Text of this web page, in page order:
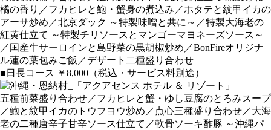
橘の香り／フカヒレと鮑・蟹身の煮込み／ホタテと紋甲イカの
アーサ炒め／北京ダック ～特製味噌と共に～／特製大海老の
紅黄仕立て ～特製チリソースとマンゴーマヨネーズソース～
／国産牛サーロインと島野菜の黒胡椒炒め／BonFireオリジナ
ル蓮の葉包みご飯／デザート二種盛り合わせ
■日長コース ￥8,000（税込・サービス料別途）
五種前菜盛り合わせ／フカヒレと蟹・ゆし豆腐のとろみスープ
／鮑と紋甲イカのトウフヨウ炒め／点心三種盛り合わせ／大海
老の二種唐辛子甘辛ソース仕立て／軟骨ソーキ酢豚 ～沖縄パ